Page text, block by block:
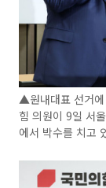
▲원내대표 선거에
힘 의원이 9일 서
에서 박수를 치고